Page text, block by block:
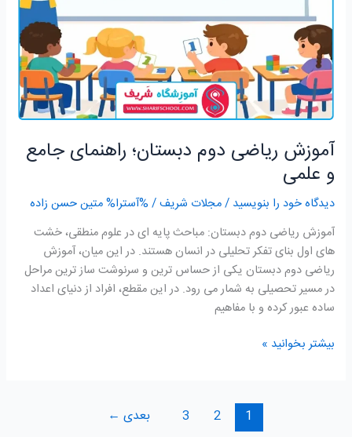
آموزش ریاضی دوم دبستان؛ راهنمای جامع
و علمی
دیدگاه‌ خود را بنویسید /مجلات شریف/ %آسترا%متین حسن زاده
آموزش ریاضی دوم دبستان: مباحث پایه ای در علوم منطقی، خشت
های اول بنای تفکر تحلیلی در انسان هستند. در این میان، آموزش
ریاضی دوم دبستان یکی از حساس ترین و سرنوشت ساز ترین مراحل
در مسیر تحصیلی به شمار می رود. در این مقطع، افراد از دنیای اعداد
ساده عبور کرده و با مفاهیم
جامع
و
علمی
بیشتر بخوانید »
1
2
3 بعدی ←